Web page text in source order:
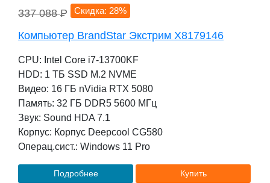
337 088P Скидка: 28%
Компьютер BrandStar Экстрим X8179146
CPU: Intel Core i7-13700KF
HDD: 1 TБ SSD M.2 NVME
Видео: 16 ГБ nVidia RTX 5080
Память: 32 ГБ DDR5 5600 МГц
Звук: Sound HDA 7.1
Корпус: Корпус Deepcool CG580
Операц.сист.: Windows 11 Pro
Подробнее Купить